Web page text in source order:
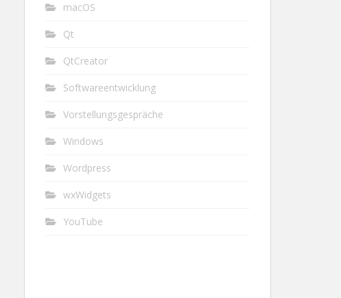
macOS
Qt
QtCreator
Softwareentwicklung
Vorstellungsgespräche
Windows
Wordpress
wxWidgets
YouTube